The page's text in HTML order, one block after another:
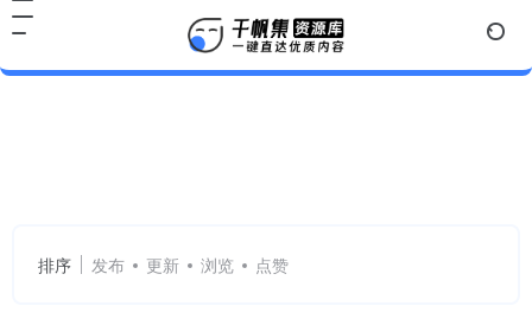
排序 发布 更新 浏览 点赞